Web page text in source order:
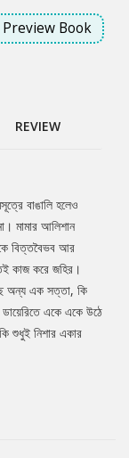
থাকে? এর শেষ
Preview Book
REVIEW
বাঙালি হলেও
মামার আলিশান
বিত্তবৈভব আর
কাজ করে জহির।
অন্য এক সত্তা, কি
একে একে উঠে
শুধুই নিশার একার